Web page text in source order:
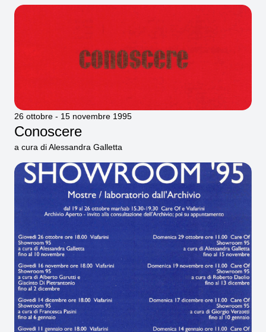
26 ottobre - 15 novembre 1995
Conoscere
a cura di Alessandra Galletta